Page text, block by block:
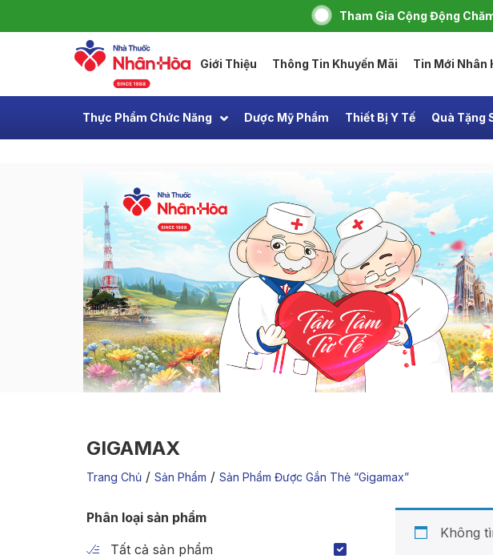
Tham Gia Cộng Động
Giới Thiệu Thông Tin Khuyến Mãi Tin Mới Nhân
Thực Phẩm Chức Năng Dược Mỹ Phẩm Thiết Bị Y Tế Quà Tặng
GIGAMAX
Trang Chủ / Sản Phẩm / Sản Phẩm Được Gắn Thẻ “gigamax”
Phân loại sản phẩm
Tất cả sản phẩm
Không